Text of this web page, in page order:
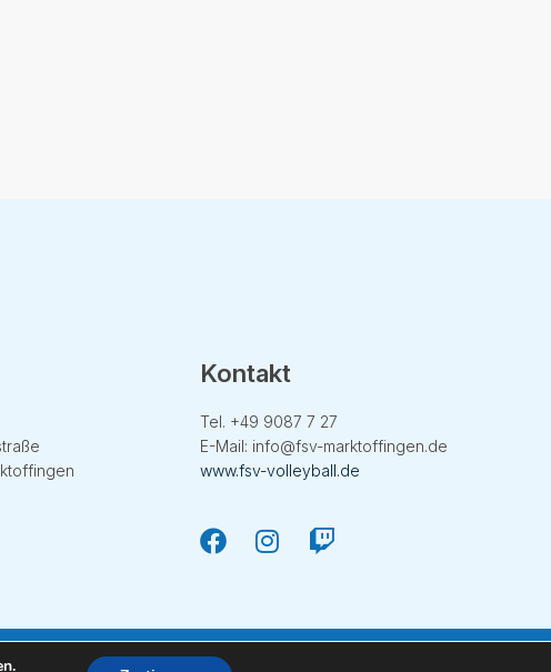
Kontakt
Tel. +49 9087 7 27
E-Mail: info@fsv-marktoffingen.de
www.fsv-volleyball.de